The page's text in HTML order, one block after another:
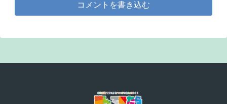
コメントを書き込む